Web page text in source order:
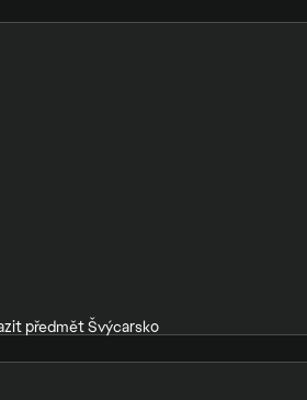
předmět Švýcarsko